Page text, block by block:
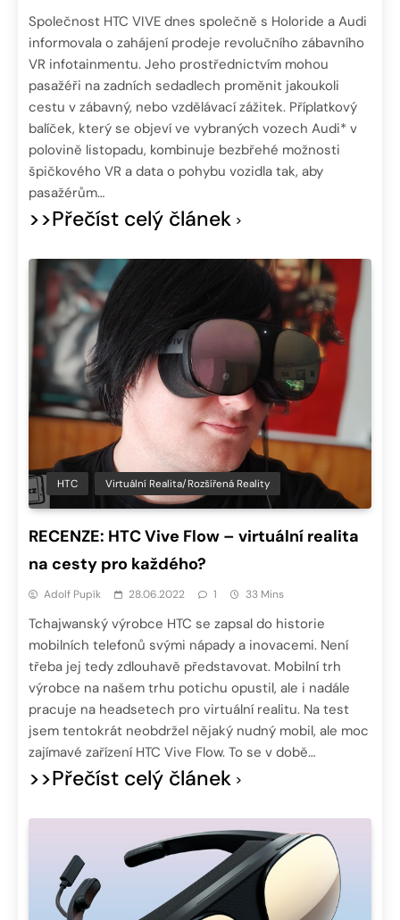
Společnost HTC VIVE dnes společně s Holoride a Audi
informovala o zahájení prodeje revolučního zábavního
VR infotainmentu. Jeho prostřednictvím mohou
pasažéři na zadních sedadlech proměnit jakoukoli
cestu v zábavný, nebo vzdělávací zážitek. Příplatkový
balíček, který se objeví ve vybraných vozech Audi* v
polovině listopadu, kombinuje bezbřehé možnosti
špičkového VR a data o pohybu vozidla tak, aby
pasažérům…
>>Přečíst celý článek
HTC Virtuální Realita/Rozšířená Reality
RECENZE: HTC Vive Flow – virtuální realita
na cesty pro každého?
Adolf Pupík 28.06.2022 1 33 Mins
Tchajwanský výrobce HTC se zapsal do historie
mobilních telefonů svými nápady a inovacemi. Není
třeba jej tedy zdlouhavě představovat. Mobilní trh
výrobce na našem trhu potichu opustil, ale i nadále
pracuje na headsetech pro virtuální realitu. Na test
jsem tentokrát neobdržel nějaký nudný mobil, ale moc
zajímavé zařízení HTC Vive Flow. To se v době…
>>Přečíst celý článek